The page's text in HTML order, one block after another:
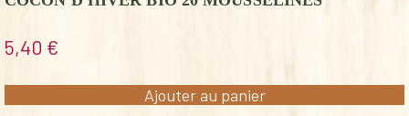
5,40 €
Ajouter au panier